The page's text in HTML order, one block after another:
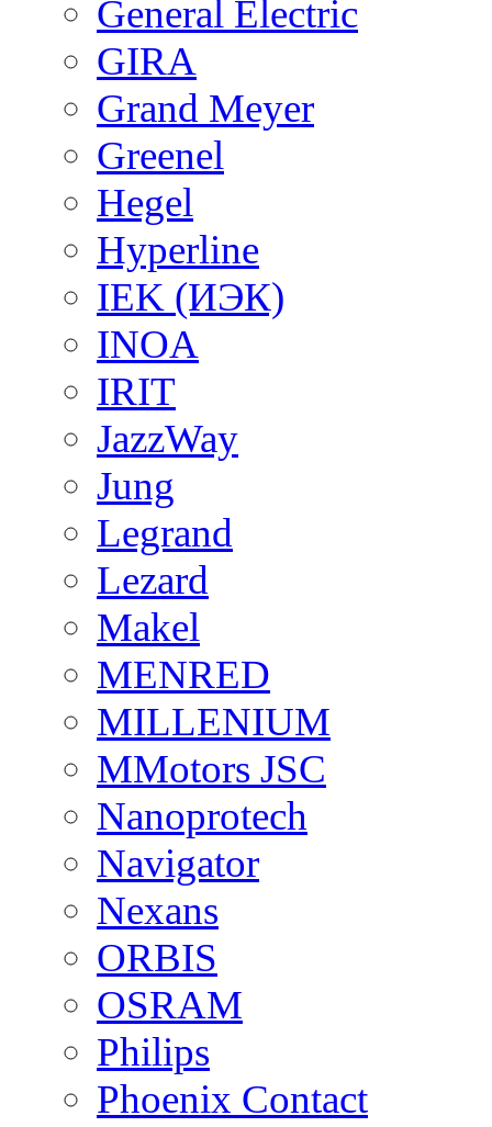
General Electric
GIRA
Grand Meyer
Greenel
Hegel
Hyperline
IEK (ИЭК)
INOA
IRIT
JazzWay
Jung
Legrand
Lezard
Makel
MENRED
MILLENIUM
MMotors JSC
Nanoprotech
Navigator
Nexans
ORBIS
OSRAM
Philips
Phoenix Contact